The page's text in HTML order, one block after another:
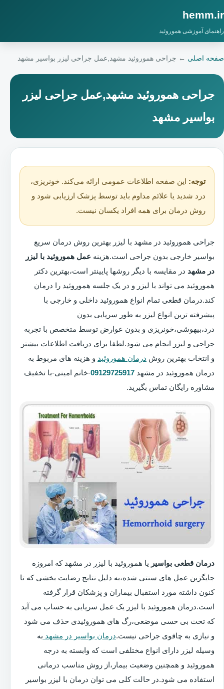
hemm.ir
راهنمای آموزشی هموروئید
صفحه اصلی ← جراحی هموروئید مشهد,عمل جراحی لیزر بواسیر مشهد
جراحی هموروئید مشهد,عمل جراحی لیزر
بواسیر مشهد
توجه: این صفحه اطلاعات عمومی ارائه می‌کند. خونریزی،
درد شدید یا علائم مداوم باید توسط پزشک ارزیابی شود و
روش درمان برای همه افراد یکسان نیست.
جراحی هموروئید در مشهد با لیزر بهترین روش درمان سریع
بواسیر خارجی بدون جراحی است.هزینه عمل هموروئید با لیزر
در مشهد در مقایسه با دیگر روشها پایینتر است،بهترین دکتر
هموروئید می تواند با لیزر و در یک جلسه هموروئید را درمان
کند.درمان قطعی تمام انواع هموروئید داخلی و خارجی با
پیشرفته ترین انواع لیزر به طور سرپایی بدون
درد،بیهوشی،خونریزی و بدون عوارض توسط متخصص با تجربه
جراحی و لیزر انجام می شود.لطفا برای دریافت اطلاعات بیشتر
و انتخاب بهترین روش درمان هموروئید و هزینه های مربوط به
درمان هموروئید در مشهد 09129725917-خانم امینی-با تخفیف
مشاوره رایگان تماس بگیرید.
درمان قطعی بواسیر یا هموروئید با لیزر در مشهد که امروزه
جایگزین عمل های سنتی شده،به دلیل نتایج رضایت بخشی که تا
کنون داشته مورد استقبال بیماران و پزشکان قرار گرفته
است.درمان هموروئید با لیزر یک عمل سرپایی به حساب می آید
که تحت بی حسی موضعی،رگ های هموروئیدی حذف می شود
و نیازی به چاقوی جراحی نیست.درمان بواسیر در مشهد به
وسیله لیزر دارای انواع مختلفی است که وابسته به درجه
هموروئید و همچنین وضعیت بیمار،از روش مناسب درمانی
استفاده می شود.در حالت کلی می توان درمان با لیزر بواسیر